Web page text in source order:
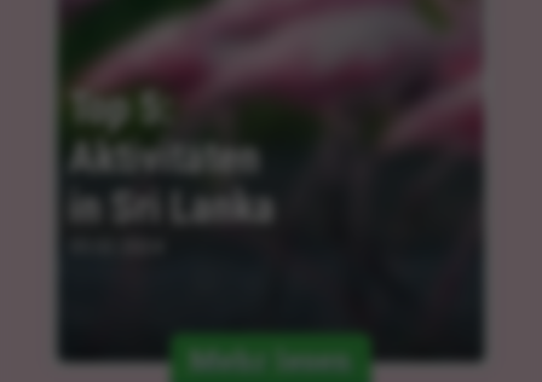
Top 5:
Aktivitäten
in Sri Lanka
Mehr lesen